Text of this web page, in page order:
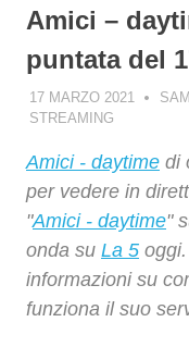
Amici –
puntata del
17 MARZO 2021
STREAMING
Amici - daytime di
per vedere in
"Amici - daytime"
onda su La 5
informazioni su
funziona il suo